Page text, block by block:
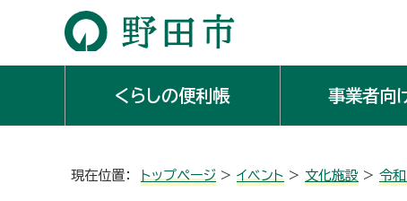
くらしの便利帳 事業者向
現在位置： トップページ > イベント > 文化施設 > 令